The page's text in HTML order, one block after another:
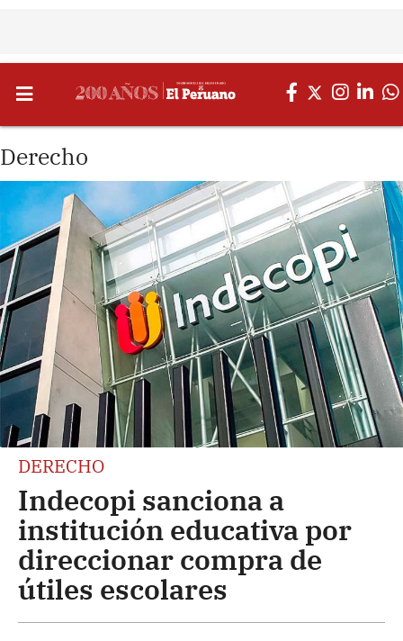
Derecho
DERECHO
Indecopi sanciona a
institución educativa por
direccionar compra de
útiles escolares